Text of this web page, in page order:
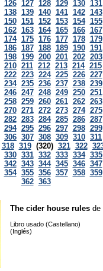
126 127 128 129 130 131
138 139 140 141 142 143
150 151 152 153 154 155
162 163 164 165 166 167
174 175 176 177 178 179
186 187 188 189 190 191
198 199 200 201 202 203
210 211 212 213 214 215
222 223 224 225 226 227
234 235 236 237 238 239
246 247 248 249 250 251
258 259 260 261 262 263
270 271 272 273 274 275
282 283 284 285 286 287
294 295 296 297 298 299
306 307 308 309 310 311
318 319 (320) 321 322
330 331 332 333 334 335
342 343 344 345 346 347
354 355 356 357 358 359
362 363
The cider house rules de
Libro usado (Castellano)
(Inglés)